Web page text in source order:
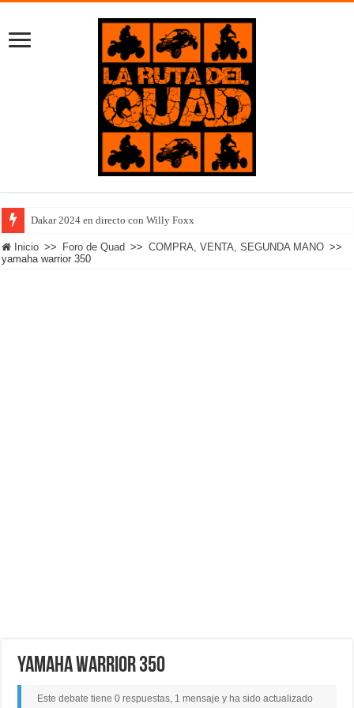
Dakar 2024 en directo con Willy Foxx
Inicio >> Foro de Quad >> COMPRA, VENTA, SEGUNDA MANO >>
yamaha warrior 350
yamaha warrior 350
Este debate tiene 0 respuestas, 1 mensaje y ha sido actualizado